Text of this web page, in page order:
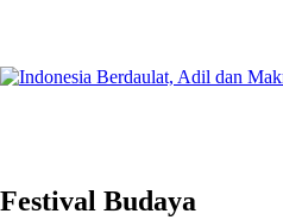
Festival Budaya